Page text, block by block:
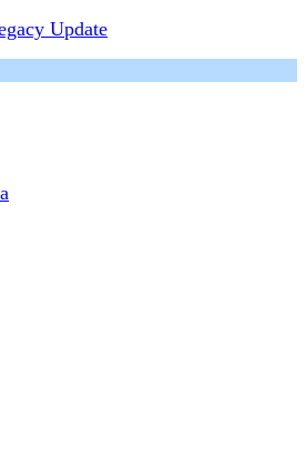
Update